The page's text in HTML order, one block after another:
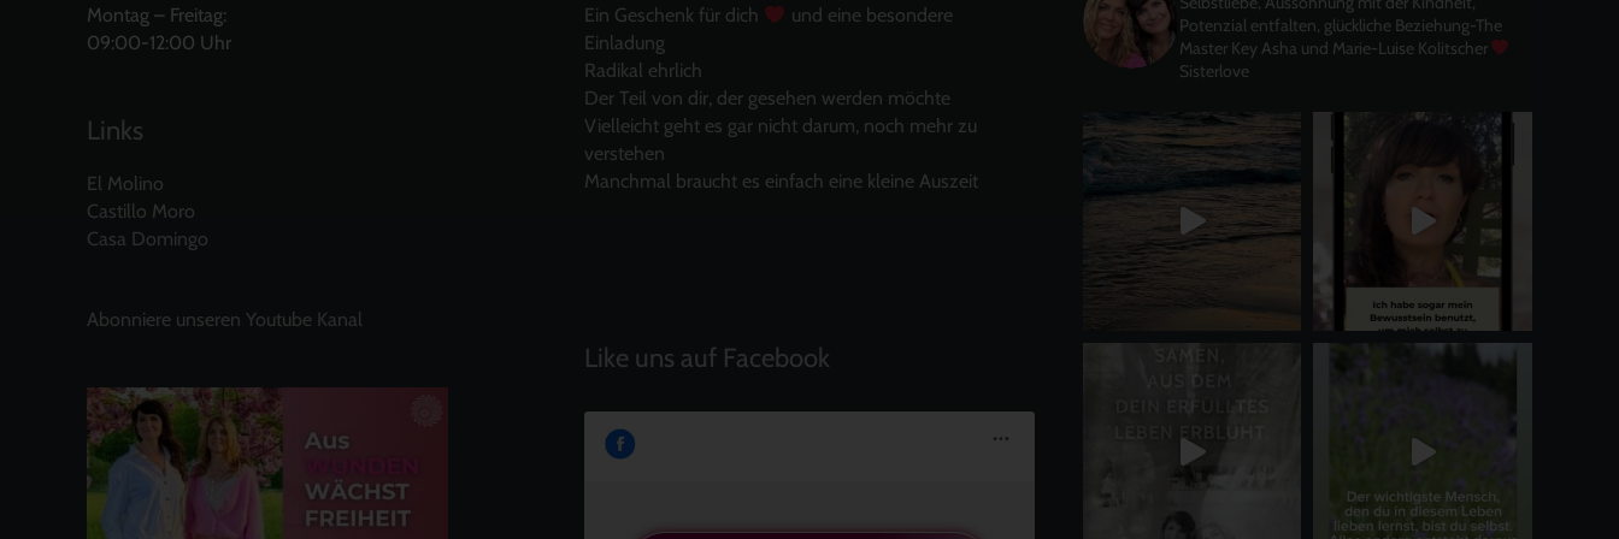
Montag – Freitag:
09:00-12:00 Uhr
Links
El Molino
Castillo Moro
Casa Domingo
Abonniere unseren Youtube Kanal
Ein Geschenk für dich
und eine besondere
Einladung
Radikal ehrlich
Der Teil von dir, der gesehen werden möchte
Vielleicht geht es gar nicht darum, noch mehr zu
verstehen
Manchmal braucht es einfach eine kleine Auszeit
Like uns auf Facebook
Potenzial entfalten, glückliche Beziehung-The
Master KeyAsha und Marie-Luise Kolitscher
Sisterlove